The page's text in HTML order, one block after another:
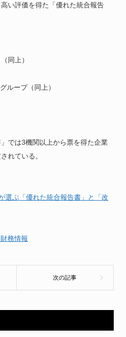
い評価を得た「優れた統合報告
同上）
ループ（同上）
」では3機関以上から票を得た企業
れている。
選ぶ「優れた統合報告書」と「改
務情報